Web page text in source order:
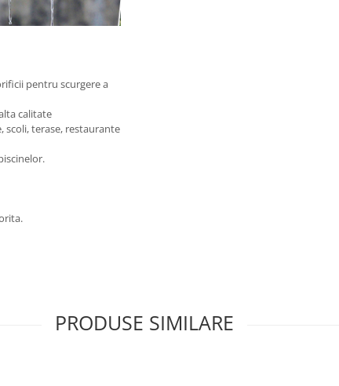
pentru scurgere a
calitate
terase, restaurante
PRODUSE SIMILARE